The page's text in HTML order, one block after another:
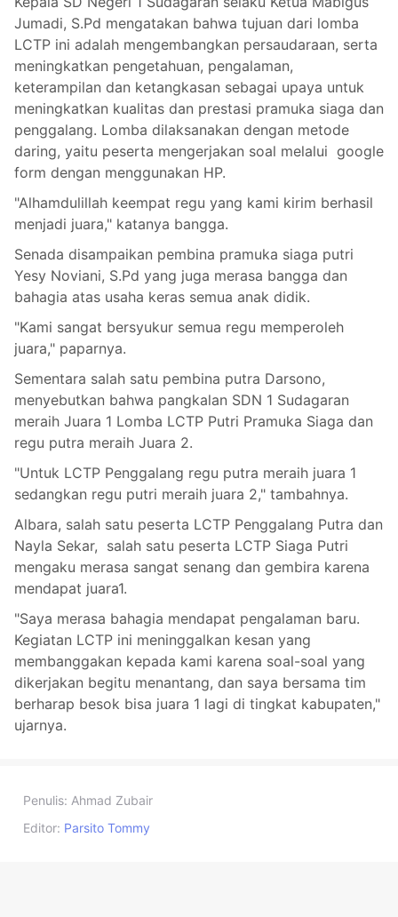
Jumadi, S.Pd mengatakan bahwa tujuan dari lomba
LCTP ini adalah mengembangkan persaudaraan, serta
meningkatkan pengetahuan, pengalaman,
keterampilan dan ketangkasan sebagai upaya untuk
meningkatkan kualitas dan prestasi pramuka siaga dan
penggalang. Lomba dilaksanakan dengan metode
daring, yaitu peserta mengerjakan soal melalui google
form dengan menggunakan HP.
"Alhamdulillah keempat regu yang kami kirim berhasil
menjadi juara," katanya bangga.
Senada disampaikan pembina pramuka siaga putri
Yesy Noviani, S.Pd yang juga merasa bangga dan
bahagia atas usaha keras semua anak didik.
"Kami sangat bersyukur semua regu memperoleh
juara," paparnya.
Sementara salah satu pembina putra Darsono,
menyebutkan bahwa pangkalan SDN 1 Sudagaran
meraih Juara 1 Lomba LCTP Putri Pramuka Siaga dan
regu putra meraih Juara 2.
"Untuk LCTP Penggalang regu putra meraih juara 1
sedangkan regu putri meraih juara 2," tambahnya.
Albara, salah satu peserta LCTP Penggalang Putra dan
Nayla Sekar, salah satu peserta LCTP Siaga Putri
mengaku merasa sangat senang dan gembira karena
mendapat juara1.
"Saya merasa bahagia mendapat pengalaman baru.
Kegiatan LCTP ini meninggalkan kesan yang
membanggakan kepada kami karena soal-soal yang
dikerjakan begitu menantang, dan saya bersama tim
berharap besok bisa juara 1 lagi di tingkat kabupaten,"
ujarnya.
Penulis: Ahmad Zubair
Editor: Parsito Tommy